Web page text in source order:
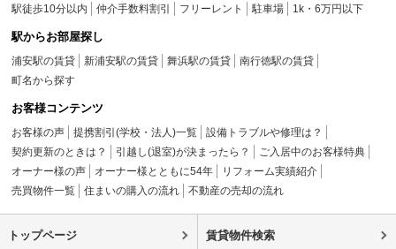
駅徒歩10分以内
仲介手数料割引 フリーレント 駐車場 1k・6万円以下
駅からお部屋探し
浦安駅の賃貸 新浦安駅の賃貸 舞浜駅の賃貸
南行徳駅の賃貸
町名から探す
お客様コンテンツ
お客様の声 提携割引(学校・法人)一覧
設備トラブルや修理は？
契約更新のときは？
引越し(退室)が決まったら？
ご入居中のお客様特典
オーナー様の声
オーナー様とともに54年
リフォーム実績紹介
売買物件一覧
住まいの購入の流れ 不動産の売却の流れ
トップページ 賃貸物件検索